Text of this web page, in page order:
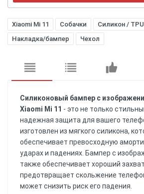
Xiaomi Mi 11 Собачки
Силикон / TPU
Накладка/бампер
Чехол
Силиконовый бампер с
Xiaomi Mi 11 - это не только
надежная защита для вашего
изготовлен из мягкого силикона,
обеспечивает превосходную
ударах и падениях. Бампер с
также обеспечивает хороший
предотвращает скольжение
может снизить риск его падения.